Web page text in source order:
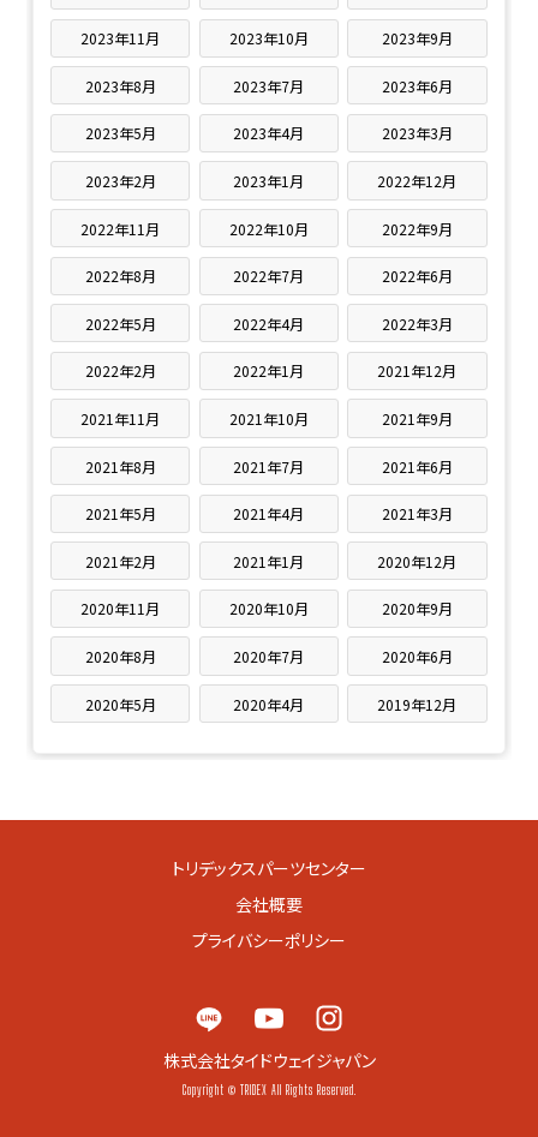
2023年11月 2023年10月 2023年9月
2023年8月 2023年7月 2023年6月
2023年5月 2023年4月 2023年3月
2023年2月 2023年1月 2022年12月
2022年11月 2022年10月 2022年9月
2022年8月 2022年7月 2022年6月
2022年5月 2022年4月 2022年3月
2022年2月 2022年1月 2021年12月
2021年11月 2021年10月 2021年9月
2021年8月 2021年7月 2021年6月
2021年5月 2021年4月 2021年3月
2021年2月 2021年1月 2020年12月
2020年11月 2020年10月 2020年9月
2020年8月 2020年7月 2020年6月
2020年5月 2020年4月 2019年12月
トリデックスパーツセンター
会社概要
プライバシーポリシー
株式会社タイドウェイジャパン
Copyright © TRIDEX All Rights Reserved.